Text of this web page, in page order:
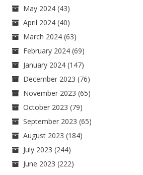
May 2024 (43)
April 2024 (40)
March 2024 (63)
February 2024 (69)
January 2024 (147)
December 2023 (76)
November 2023 (65)
October 2023 (79)
September 2023 (65)
August 2023 (184)
July 2023 (244)
June 2023 (222)